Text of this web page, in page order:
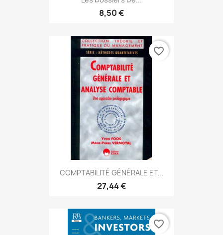
8,50 €
COMPTABILITÉ GÉNÉRALE ET...
27,44 €
favorite_border
favorite_border